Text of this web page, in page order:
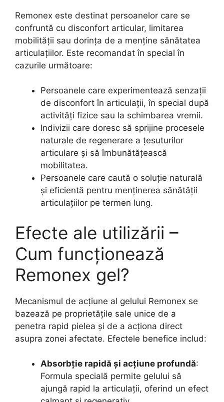
Remonex este destinat persoanelor care se
confruntă cu disconfort articular, limitarea
mobilității sau dorința de a menține sănătatea
articulațiilor. Este recomandat în special în
cazurile următoare:
Persoanele care experimentează senzații
de disconfort în articulații, în special după
activități fizice sau la schimbarea vremii.
Indivizii care doresc să sprijine procesele
naturale de regenerare a țesuturilor
articulare și să îmbunătățească
mobilitatea.
Persoanele care caută o soluție naturală
și eficientă pentru menținerea sănătății
articulațiilor pe termen lung.
Efecte ale utilizării –
Cum funcționează
Remonex gel?
Mecanismul de acțiune al gelului Remonex se
bazează pe proprietățile sale unice de a
penetra rapid pielea și de a acționa direct
asupra zonei afectate. Efectele benefice includ:
Absorbție rapidă și acțiune profundă:
Formula specială permite gelului să
ajungă rapid la articulații, oferind un efect